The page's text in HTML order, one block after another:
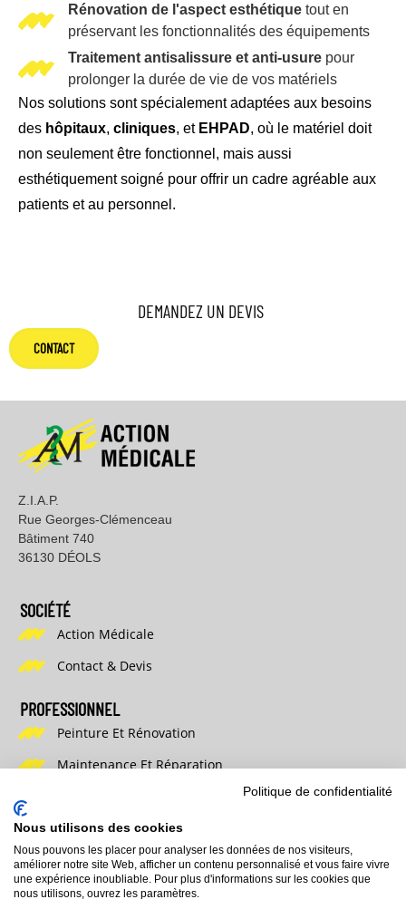
Politique de confidentialité
Nous utilisons des cookies
Nous pouvons les placer pour analyser les données de nos visiteurs,
améliorer notre site Web, afficher un contenu personnalisé et vous faire vivre
une expérience inoubliable. Pour plus d'informations sur les cookies que
nous utilisons, ouvrez les paramètres.
DEMANDEZ UN DEVIS
CONTACT
Rénovation de l'aspect esthétique tout en
préservant les fonctionnalités des équipements
Traitement antisalissure et anti-usure pour
prolonger la durée de vie de vos matériels
Nos solutions sont spécialement adaptées aux besoins
des hôpitaux, cliniques, et EHPAD, où le matériel doit
non seulement être fonctionnel, mais aussi
esthétiquement soigné pour offrir un cadre agréable aux
patients et au personnel.
Z.I.A.P.
Rue Georges-Clémenceau
Bâtiment 740
36130 DÉOLS
SOCIÉTÉ
Action Médicale
Contact & Devis
PROFESSIONNEL
Peinture Et Rénovation
Maintenance Et Réparation
PARTICULIER OU PROFESSIONNEL DU MOBILIER
Peinture Et Rénovation
Maintenance Et Réparation